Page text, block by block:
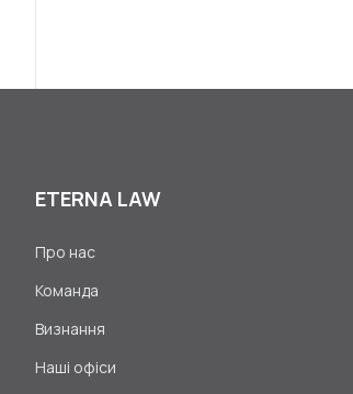
ETERNA LAW
Про нас
Команда
Визнання
Наші офіси